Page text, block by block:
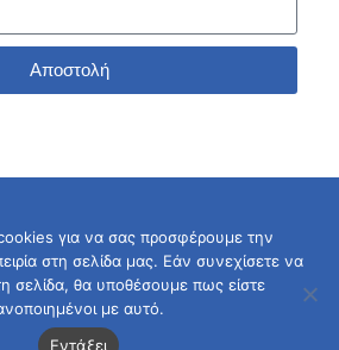
Αποστολή
Σταύρος Καλαφάτης
για να σας προσφέρουμε την
στη σελίδα μας. Εάν συνεχίσετε να
σελίδα, θα υποθέσουμε πως είστε
με αυτό.
Εντάξει